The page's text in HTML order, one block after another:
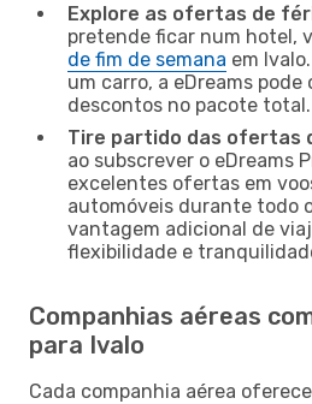
Explore as ofertas de
pretende ficar num hotel,
de fim de semana em
um carro, a eDreams
descontos no pacote total.
Tire partido das ofertas
ao subscrever o eDreams
excelentes ofertas em
automóveis durante todo
vantagem adicional de
flexibilidade e
Companhias aéreas
para Ivalo
Cada companhia aérea